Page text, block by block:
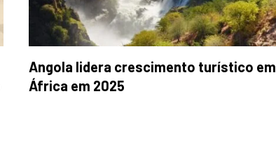
Angola lidera crescimento turístico em
África em 2025